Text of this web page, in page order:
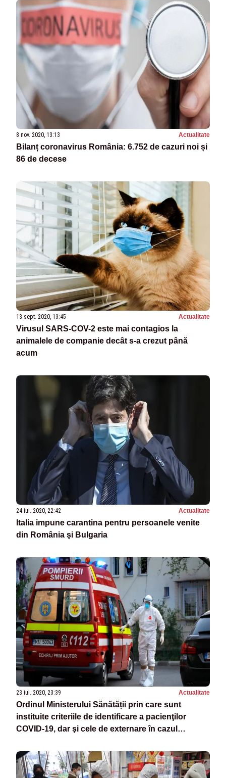
8 nov. 2020, 13:13 Actualitate
Bilanț coronavirus România: 6.752 de cazuri noi și
86 de decese
13 sept. 2020, 13:45 Actualitate
Virusul SARS-COV-2 este mai contagios la
animalele de companie decât s-a crezut până
acum
24 iul. 2020, 22:42 Actualitate
Italia impune carantina pentru persoanele venite
din România şi Bulgaria
23 iul. 2020, 23:39 Actualitate
Ordinul Ministerului Sănătății prin care sunt
instituite criteriile de identificare a pacienţilor
COVID-19, dar şi cele de externare în cazul